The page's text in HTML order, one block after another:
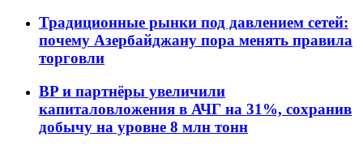
Традиционные рынки под давлением сетей:
почему Азербайджану пора менять правила
торговли
BP и партнёры увеличили
капиталовложения в АЧГ на 31%, сохранив
добычу на уровне 8 млн тонн